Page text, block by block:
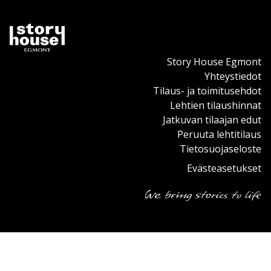
Story House Egmont
Yhteystiedot
Tilaus- ja toimitusehdot
Lehtien tilaushinnat
Jatkuvan tilaajan edut
Peruuta lehtitilaus
Tietosuojaseloste
Evästeasetukset